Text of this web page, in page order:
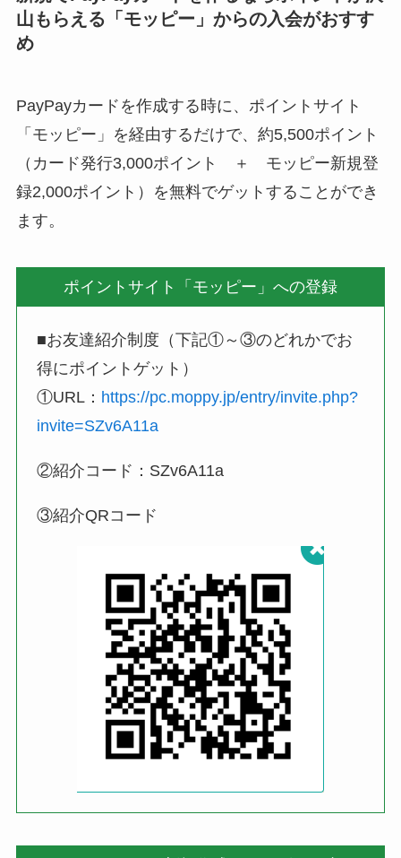
山もらえる「モッピー」からの入会がおすす
め
PayPayカードを作成する時に、ポイントサイト
「モッピー」を経由するだけで、約5,500ポイント
（カード発行3,000ポイント ＋ モッピー新規登
録2,000ポイント）を無料でゲットすることができ
ます。
ポイントサイト「モッピー」への登録
■お友達紹介制度（下記①～③のどれかでお
得にポイントゲット）
①URL： https://pc.moppy.jp/entry/invite.php?
invite=SZv6A11a
②紹介コード：SZv6A11a
③紹介QRコード